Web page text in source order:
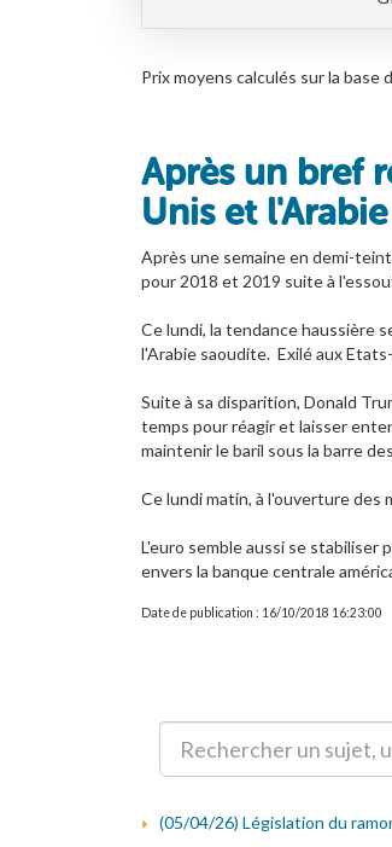
Prix moyens calculés sur la base
Après un bref
Unis et
Après une semaine en demi-
pour 2018 et 2019 suite à
Ce lundi, la tendance haussière
l'Arabie saoudite. Exilé aux
Suite à sa disparition, Donald
temps pour réagir et laisser
maintenir le baril sous la barre
Ce lundi matin, à l'ouverture des
L'euro semble aussi se stabiliser
envers la banque centrale
Date de publication : 16/10/2018 16:23:00
(05/04/26) Législation du